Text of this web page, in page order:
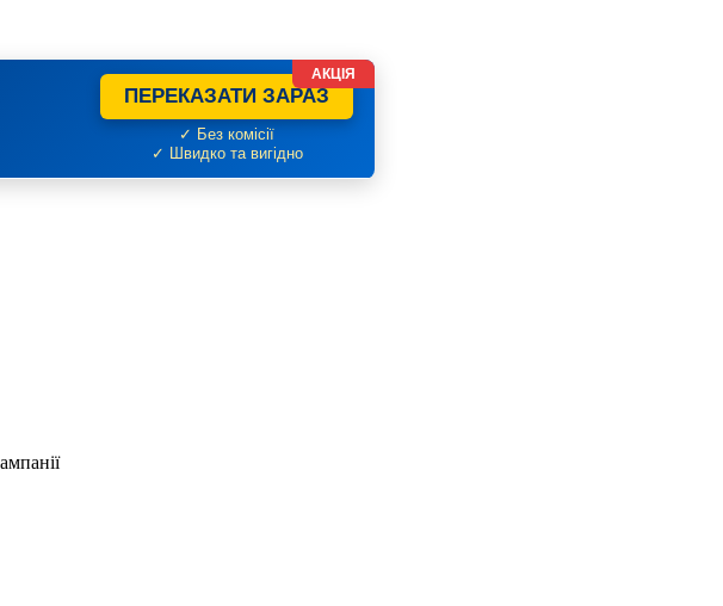
ПЕРЕКАЗАТИ ЗАРАЗ
✓ Без комісії
✓ Швидко та вигідно
АКЦІЯ